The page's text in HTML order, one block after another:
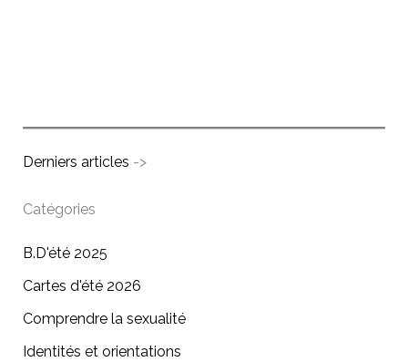
Derniers articles ->
Catégories
B.D'été 2025
Cartes d'été 2026
Comprendre la sexualité
Identités et orientations